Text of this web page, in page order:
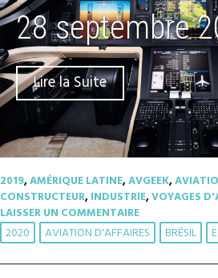
28 septembre
Lire la Suite
2019,AMÉRIQUE LATINE,AVGEEK,
CONSTRUCTEUR,INDUSTRIE,VOYAGES
LAISSER UN COMMENTAIRE
2020 AVIATION D'AFFAIRES BRÉSIL